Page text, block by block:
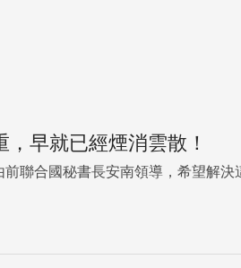
，早就已經煙消雲散！
聯合國秘書長安南領導，希望解決